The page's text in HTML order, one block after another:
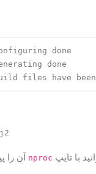
done
done
files have
با تایپ nproc آن را